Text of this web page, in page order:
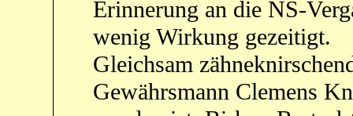
Erinnerung an die NS-
wenig Wirkung gezeitigt.
Gleichsam
Gewährsmann Clemens